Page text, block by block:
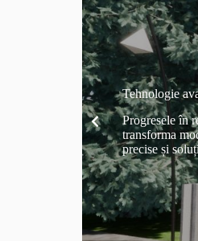
Tehnologie
Progresele în
transforma
precise și